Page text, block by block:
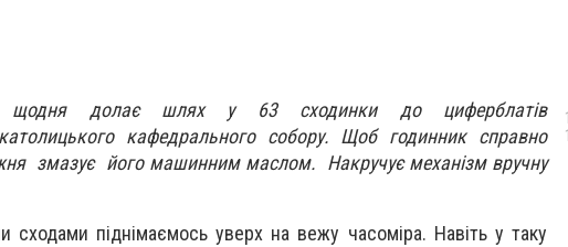
щодня долає шлях у 63 сходинки до циферблатів
кафедрального собору. Щоб годинник справно
змазує його машинним маслом. Накручує механізм вручну
піднімаємось уверх на вежу часоміра. Навіть у таку